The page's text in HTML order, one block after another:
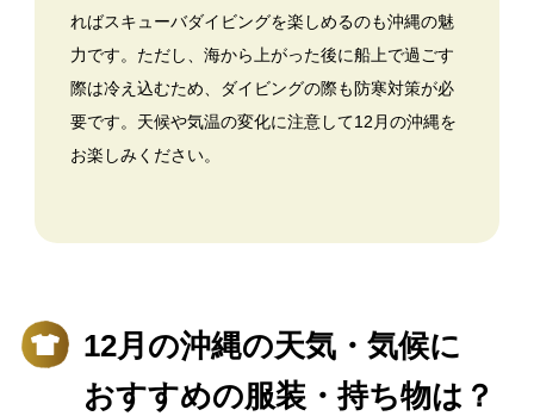
ればスキューバダイビングを楽しめるのも沖縄の魅
力です。ただし、海から上がった後に船上で過ごす
際は冷え込むため、ダイビングの際も防寒対策が必
要です。天候や気温の変化に注意して12月の沖縄を
お楽しみください。
12月の沖縄の天気・気候に
おすすめの服装・持ち物は？